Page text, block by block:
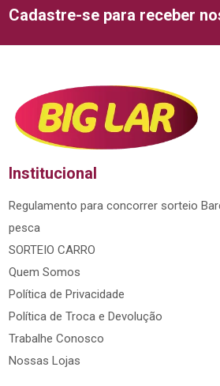
Cadastre-se para receber
Institucional
Regulamento para concorrer sorteio
pesca
SORTEIO CARRO
Quem Somos
Política de Privacidade
Política de Troca e Devolução
Trabalhe Conosco
Nossas Lojas